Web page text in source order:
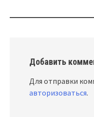
Добавить
Для отправки
авторизоваться.